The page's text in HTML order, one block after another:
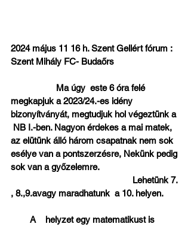
2024 május 11 16 h. Szent Gellért fórum :
Szent Mihály FC- Budaőrs
megkapjuk a 2023/24.-es idény
bizonyítványát, megtudjuk hol végeztünk a
NB I.-ben. Nagyon érdekes a mai matek,
az elütünk álló három csapatnak nem sok
esélye van a pontszerzésre, Nekünk pedig
sok van a győzelemre.
                                                   Lehetünk 7.
, 8.,9.avagy maradhatunk  a 10. helyen.
        A    helyzet egy matematikust is